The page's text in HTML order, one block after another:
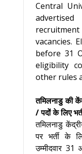
Central
vacancies.
before 31
eligibility
other rules
तमिलनाडु की
/ पदों के लिए
तमिलनाडु
पर भर्ती के
उम्मीदवार